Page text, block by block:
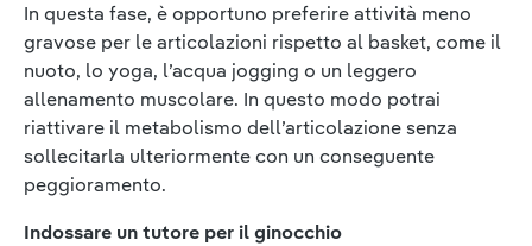
In questa fase, è opportuno preferire attività meno
gravose per le articolazioni rispetto al basket, come il
nuoto, lo yoga, l’acqua jogging o un leggero
allenamento muscolare. In questo modo potrai
riattivare il metabolismo dell’articolazione senza
sollecitarla ulteriormente con un conseguente
peggioramento.
Indossare un tutore per il ginocchio